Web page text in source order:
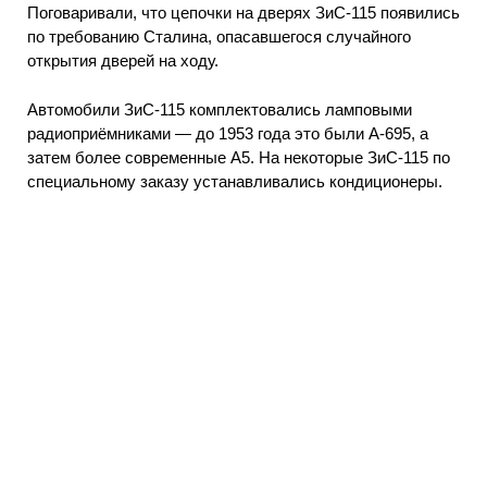
Поговаривали, что цепочки на дверях ЗиС-115 появились
по требованию Сталина, опасавшегося случайного
открытия дверей на ходу.
Автомобили ЗиС-115 комплектовались ламповыми
радиоприёмниками — до 1953 года это были А-695, а
затем более современные А5. На некоторые ЗиС-115 по
специальному заказу устанавливались кондиционеры.